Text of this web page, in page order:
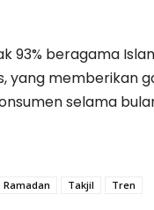
93% beragama
yang memberikan
selama
Ramadan Takjil Tren